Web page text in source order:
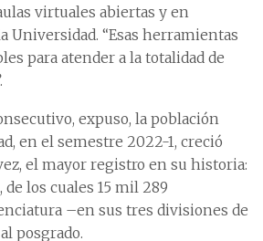
virtuales abiertas y en
Universidad. “Esas herramientas
para atender a la totalidad de
expuso, la población
en el semestre 2022-1, creció
el mayor registro en su historia:
de los cuales 15 mil 289
–en sus tres divisiones de
posgrado.